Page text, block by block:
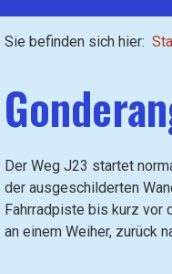
Sie befinden sich hier:
Der Weg J23 startet
der ausgeschilderten
Fahrradpiste bis kurz vor
an einem Weiher, zurück